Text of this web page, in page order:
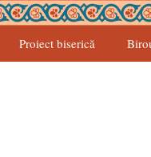
Proiect biserică